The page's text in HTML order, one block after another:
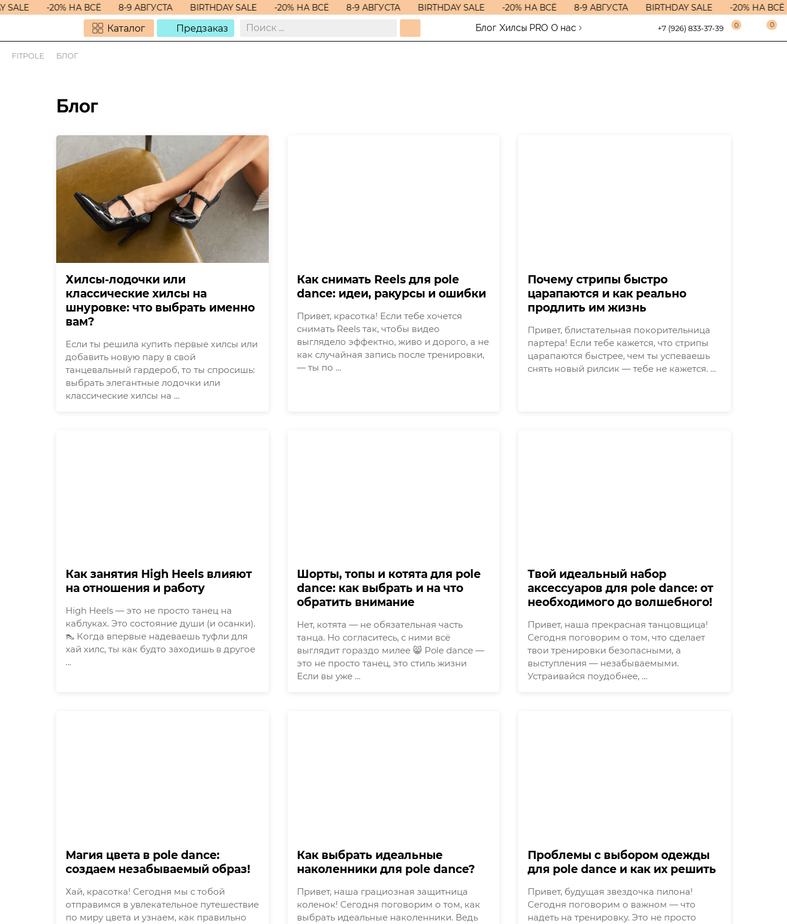
FITPOLE БЛОГ
Блог
Хилсы-лодочки или
классические хилсы на
шнуровке: что выбрать именно
вам?
Если ты решила купить первые хилсы или
добавить новую пару в свой
танцевальный гардероб, то ты спросишь:
выбрать элегантные лодочки или
классические хилсы на …
Как снимать Reels для pole
dance: идеи, ракурсы и ошибки
Привет, красотка! Если тебе хочется
снимать Reels так, чтобы видео
выглядело эффектно, живо и дорого, а не
как случайная запись после тренировки,
— ты по …
Почему стрипы быстро
царапаются и как реально
продлить им жизнь
Привет, блистательная покорительница
партера! Если тебе кажется, что стрипы
царапаются быстрее, чем ты успеваешь
снять новый рилсик — тебе не кажется. …
Как занятия High Heels влияют
на отношения и работу
High Heels — это не просто танец на
каблуках. Это состояние души (и осанки).
👠 Когда впервые надеваешь туфли для
хай хилс, ты как будто заходишь в другое
…
Шорты, топы и котята для pole
dance: как выбрать и на что
обратить внимание
Нет, котята — не обязательная часть
танца. Но согласитесь, с ними всё
выглядит гораздо милее 😸 Pole dance —
это не просто танец, это стиль жизни
Если вы уже …
Твой идеальный набор
аксессуаров для pole dance: от
необходимого до волшебного!
Привет, наша прекрасная танцовщица!
Сегодня поговорим о том, что сделает
твои тренировки безопасными, а
выступления — незабываемыми.
Устраивайся поудобнее, …
Магия цвета в pole dance:
создаем незабываемый образ!
Хай, красотка! Сегодня мы с тобой
отправимся в увлекательное путешествие
по миру цвета и узнаем, как правильно
Как выбрать идеальные
наколенники для pole dance?
Привет, наша грациозная защитница
коленок! Сегодня поговорим о том, как
выбрать идеальные наколенники. Ведь
Проблемы с выбором одежды
для pole dance и как их решить
Привет, будущая звездочка пилона!
Сегодня поговорим о важном — что
надеть на тренировку. Это не просто
Каталог Предзаказ Блог Хилсы PRO О нас +7 (926) 833-37-39 0 0
-20% НА ВСЁ 8-9 АВГУСТА BIRTHDAY SALE -20% НА ВСЁ 8-9 АВГУСТА BIRTHDAY SALE -20% НА ВСЁ 8-9 АВГУСТА BIRTHDAY SALE -20% НА ВСЁ